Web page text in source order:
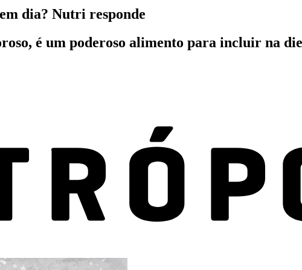
dia? Nutri responde
é um poderoso alimento para incluir na